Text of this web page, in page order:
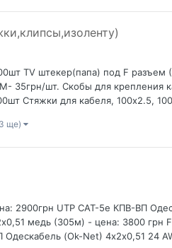
TV штекер(папа) под F разъем
35грн/шт. Скобы для крепления
Стяжки для кабеля, 100x2.5,
ще)
2900грн UTP CAT-5е КПВ-ВП
медь (305м) - цена: 3800 грн
(Ok-Net) 4х2х0,51 24